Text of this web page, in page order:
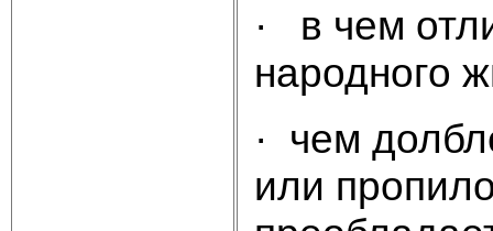
· в чем
народного
· чем
или